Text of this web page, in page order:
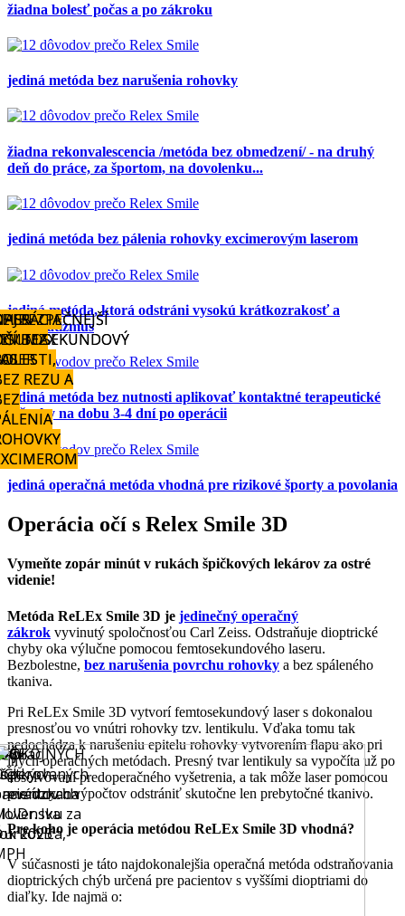
-
BEZ
REZU A
BEZ
REZU A
na
za
2025
vo
Iva
žiadna bolesť počas a po zákroku
jediná metóda bez narušenia rohovky
žiadna rekonvalescencia /metóda bez obmedzení/ - na druhý
deň do práce, za športom, na dovolenku...
jediná metóda bez pálenia rohovky excimerovým laserom
jediná metóda, ktorá odstráni vysokú krátkozrakosť a
astigmatizmus
jediná metóda bez nutnosti aplikovať kontaktné terapeutické
šošovky na dobu 3-4 dní po operácii
jediná operačná metóda vhodná pre rizikové športy a povolania
Operácia očí s Relex Smile 3D
Vymeňte zopár minút v rukách špičkových lekárov za ostré
videnie!
Metóda ReLEx Smile 3D je jedinečný operačný
zákrok vyvinutý spoločnosťou Carl Zeiss. Odstraňuje dioptrické
chyby oka výlučne pomocou femtosekundového laseru.
Bezbolestne, bez narušenia povrchu rohovky a bez spáleného
tkaniva.
Pri ReLEx Smile 3D vytvorí femtosekundový laser s dokonalou
presnosťou vo vnútri rohovky tzv. lentikulu. Vďaka tomu tak
nedochádza k narušeniu epitelu rohovky vytvorením flapu ako pri
iných operačných metódach. Presný tvar lentikuly sa vypočíta už po
absolvovaní predoperačného vyšetrenia, a tak môže laser pomocou
precíznych výpočtov odstrániť skutočne len prebytočné tkanivo.
Pre koho je operácia metódou ReLEx Smile 3D vhodná?
V súčasnosti je táto najdokonalejšia operačná metóda odstraňovania
dioptrických chýb určená pre pacientov s vyššími dioptriami do
diaľky. Ide najmä o: